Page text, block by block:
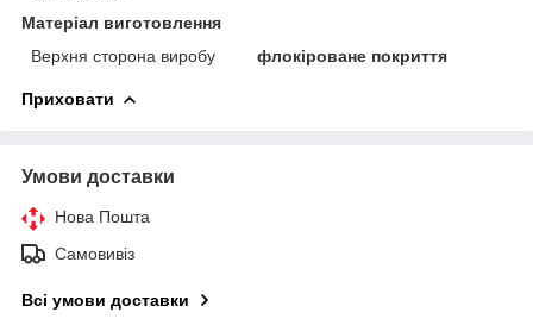
Матеріал виготовлення
Верхня сторона виробу
флокіроване покриття
Приховати
Умови доставки
Нова Пошта
Самовивіз
Всі умови доставки